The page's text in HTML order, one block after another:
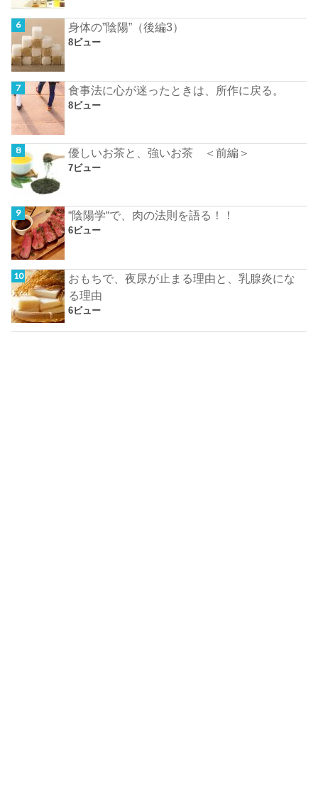
身体の”陰陽”（後編3）
8ビュー
食事法に心が迷ったときは、所作に戻る。
8ビュー
優しいお茶と、強いお茶 ＜前編＞
7ビュー
“陰陽学“で、肉の法則を語る！！
6ビュー
おもちで、夜尿が止まる理由と、乳腺炎にな
る理由
6ビュー